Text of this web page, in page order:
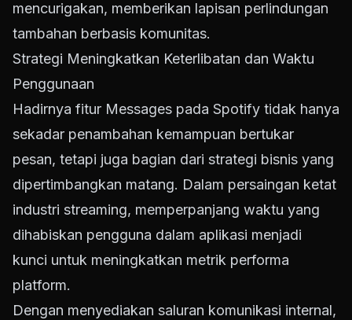
mencurigakan, memberikan lapisan perlindungan
tambahan berbasis komunitas.
Strategi Meningkatkan Keterlibatan dan Waktu
Penggunaan
Hadirnya fitur Messages pada Spotify tidak hanya
sekadar penambahan kemampuan bertukar
pesan, tetapi juga bagian dari strategi bisnis yang
dipertimbangkan matang. Dalam persaingan ketat
industri streaming, memperpanjang waktu yang
dihabiskan pengguna dalam aplikasi menjadi
kunci untuk meningkatkan metrik performa
platform.
Dengan menyediakan saluran komunikasi internal,